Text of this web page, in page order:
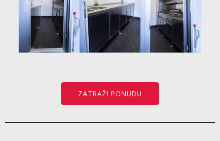
ZATRAŽI PONUDU